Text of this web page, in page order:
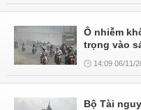
Ô nhiễm
trọng vào
14:09 06/11/
Bộ Tài